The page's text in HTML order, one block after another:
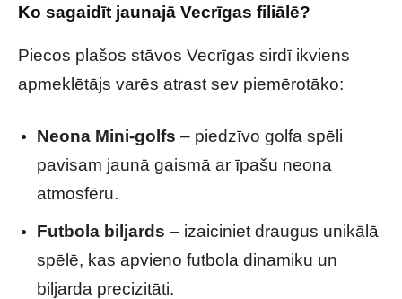
Ko sagaidīt jaunajā Vecrīgas filiālē?
Piecos plašos stāvos Vecrīgas sirdī ikviens
apmeklētājs varēs atrast sev piemērotāko:
Neona Mini-golfs – piedzīvo golfa spēli
pavisam jaunā gaismā ar īpašu neona
atmosfēru.
Futbola biljards – izaiciniet draugus unikālā
spēlē, kas apvieno futbola dinamiku un
biljarda precizitāti.